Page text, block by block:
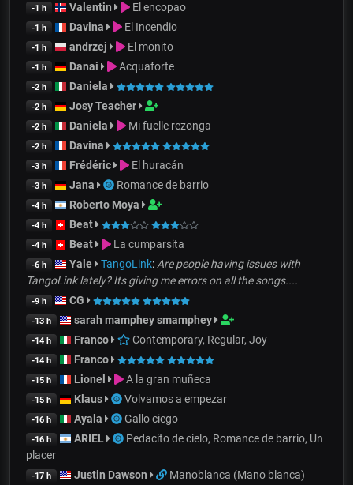
-1 h Valentin El encopao
-1 h Davina El Incendio
-1 h andrzej El monito
-1 h Danai Acquaforte
-2 h Daniela
-2 h Josy Teacher
-2 h Daniela Mi fuelle rezonga
-2 h Davina
-3 h Frédéric El huracán
-3 h Jana Romance de barrio
-4 h Roberto Moya
-4 h Beat
-4 h Beat La cumparsita
-6 h Yale TangoLink: Are people having issues with
TangoLink lately? Its giving me errors on all the songs....
-9 h CG
-13 h sarah mamphey smamphey
-14 h Franco Contemporary, Regular, Joy
-14 h Franco
-15 h Lionel A la gran muñeca
-15 h Klaus Volvamos a empezar
-16 h Ayala Gallo ciego
-16 h ARIEL
Pedacito de cielo, Romance de barrio, Un
placer
-17 h Justin Dawson Manoblanca (Mano blanca)